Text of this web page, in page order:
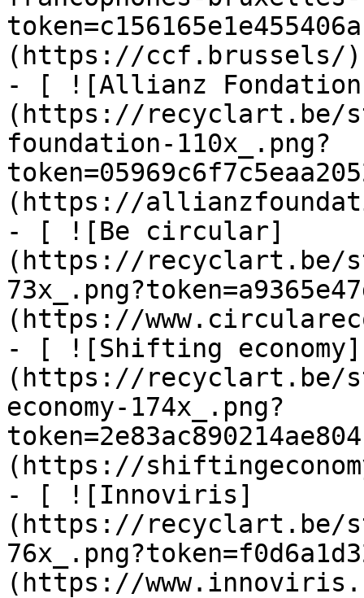
(https://ccf.brussels/)
- [ ![Allianz
(https://recyclart.be/
foundation-110x_.png?
(https://
- [ ![Be circular]
(https://recyclart.be/
(https://
- [ ![Shifting economy]
(https://recyclart.be/
economy-174x_.png?
(https://
- [ ![Innoviris]
(https://recyclart.be/
(https://